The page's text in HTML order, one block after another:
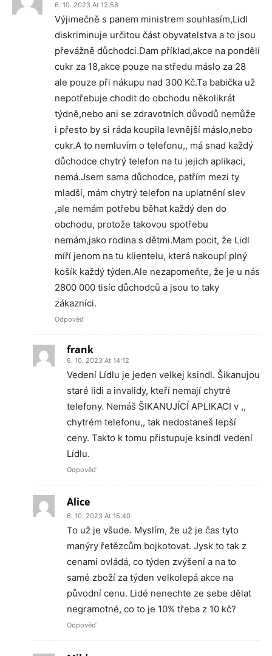
6. 10. 2023 At 12:58
Výjimečně s panem ministrem souhlasím,Lidl
diskriminuje určitou část obyvatelstva a to jsou
převážně důchodci.Dam příklad,akce na pondělí
cukr za 18,akce pouze na středu máslo za 28
ale pouze při nákupu nad 300 Kč.Ta babička už
nepotřebuje chodit do obchodu několikrát
týdně,nebo ani se zdravotních důvodů nemůže
i přesto by si ráda koupila levnější máslo,nebo
cukr.A to nemluvím o telefonu,, má snad každý
důchodce chytrý telefon na tu jejich aplikaci,
nemá.Jsem sama důchodce, patřím mezi ty
mladší, mám chytrý telefon na uplatnění slev
,ale nemám potřebu běhat každý den do
obchodu, protože takovou spotřebu
nemám,jako rodina s dětmi.Mam pocit, že Lidl
míří jenom na tu klientelu, která nakoupí plný
košík každý týden.Ale nezapomeňte, že je u nás
2800 000 tisíc důchodců a jsou to taky
zákazníci.
Odpověď
frank
6. 10. 2023 At 14:12
Vedení Lídlu je jeden velkej ksindl. Šikanujou
staré lidi a invalidy, kteří nemají chytré
telefony. Nemáš ŠIKANUJÍCÍ APLIKACI v ,,
chytrém telefonu,, tak nedostaneš lepší
ceny. Takto k tomu přistupuje ksindl vedení
Lídlu.
Odpověď
Alice
6. 10. 2023 At 15:40
To už je všude. Myslím, že už je čas tyto
manýry řetězcům bojkotovat. Jysk to tak z
cenami ovládá, co týden zvýšení a na to
samé zboží za týden velkolepá akce na
původní cenu. Lidé nenechte ze sebe dělat
negramotné, co to je 10% třeba z 10 kč?
Odpověď